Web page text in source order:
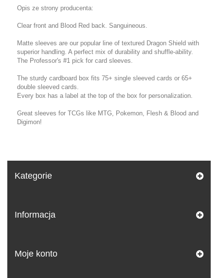
Opis ze strony producenta:
Clear front and Blood Red back. Sanguineous.
Matte sleeves are our popular line of textured Dragon Shield with
superior handling. A perfect mix of durability and shuffle-ability.
The Professor's #1 pick for card sleeves.
The sturdy cardboard box fits 75+ single sleeved cards or 65+
double sleeved cards.
Every box has a label at the top of the box for personalization.
Great sleeves for TCGs like MTG, Pokemon, Flesh & Blood and
Digimon!
Kategorie
Informacja
Moje konto